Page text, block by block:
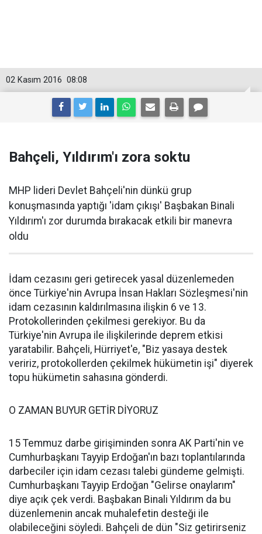
08:08
02 Kasım 2016
Bahçeli, Yıldırım'ı zora soktu
MHP lideri Devlet Bahçeli'nin dünkü grup
konuşmasında yaptığı 'idam çıkışı' Başbakan Binali
Yıldırım'ı zor durumda bırakacak etkili bir manevra
oldu
İdam cezasını geri getirecek yasal düzenlemeden
önce Türkiye'nin Avrupa İnsan Hakları Sözleşmesi'nin
idam cezasının kaldırılmasına ilişkin 6 ve 13.
Protokollerinden çekilmesi gerekiyor. Bu da
Türkiye'nin Avrupa ile ilişkilerinde deprem etkisi
yaratabilir. Bahçeli, Hürriyet'e, "Biz yasaya destek
veririz, protokollerden çekilmek hükümetin işi" diyerek
topu hükümetin sahasına gönderdi.
O ZAMAN BUYUR GETİR DİYORUZ
15 Temmuz darbe girişiminden sonra AK Parti'nin ve
Cumhurbaşkanı Tayyip Erdoğan'ın bazı toplantılarında
darbeciler için idam cezası talebi gündeme gelmişti.
Cumhurbaşkanı Tayyip Erdoğan "Gelirse onaylarım"
diye açık çek verdi. Başbakan Binali Yıldırım da bu
düzenlemenin ancak muhalefetin desteği ile
olabileceğini söyledi. Bahçeli de dün "Siz getirirseniz